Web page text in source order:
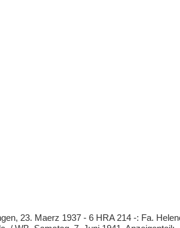
23. Maerz 1937 - 6 HRA 214 -: Fa.